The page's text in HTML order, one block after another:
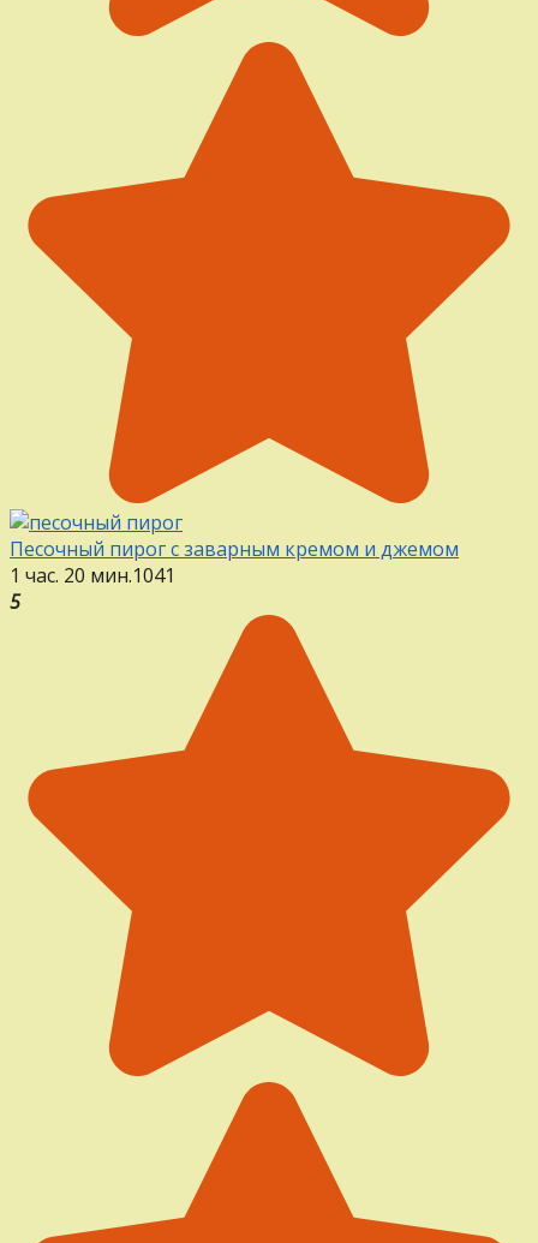
Песочный пирог с заварным кремом и джемом
1 час. 20 мин.1041
5